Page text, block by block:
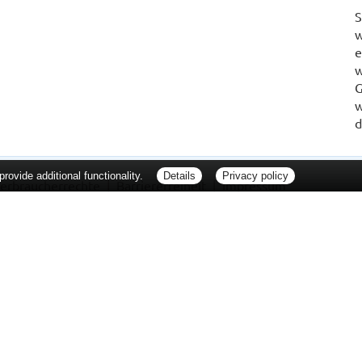
Barrierefreiheit Impressum
additional functionality. Details Privacy policy